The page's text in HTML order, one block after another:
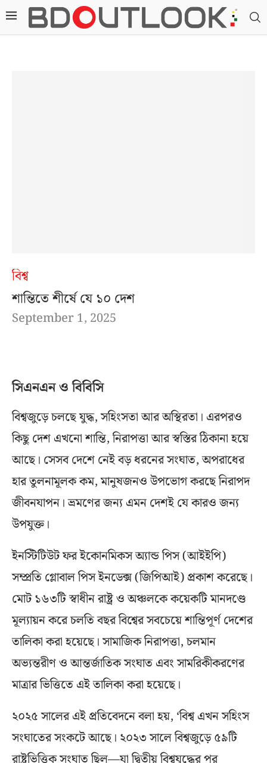
বিশ্ব
শান্তিতে শীর্ষে যে ১০ দেশ
September 1, 2025
সিএনএন ও বিবিসি
বিশ্বজুড়ে চলছে যুদ্ধ, সহিংসতা আর অস্থিরতা। এরপরও
কিছু দেশ এখনো শান্তি, নিরাপত্তা আর স্বস্তির ঠিকানা হয়ে
আছে। সেসব দেশে নেই বড় ধরনের সংঘাত, অপরাধের
হার তুলনামূলক কম, মানুষজনও উপভোগ করছে নিরাপদ
জীবনযাপন। ভ্রমণের জন্য এমন দেশই যে কারও জন্য
উপযুক্ত।
ইনস্টিটিউট ফর ইকোনমিকস অ্যান্ড পিস (আইইপি)
সম্প্রতি গ্লোবাল পিস ইনডেক্স (জিপিআই) প্রকাশ করেছে।
মোট ১৬৩টি স্বাধীন রাষ্ট্র ও অঞ্চলকে কয়েকটি মানদণ্ডে
মূল্যায়ন করে চলতি বছর বিশ্বের সবচেয়ে শান্তিপূর্ণ দেশের
তালিকা করা হয়েছে। সামাজিক নিরাপত্তা, চলমান
অভ্যন্তরীণ ও আন্তর্জাতিক সংঘাত এবং সামরিকীকরণের
মাত্রার ভিত্তিতে এই তালিকা করা হয়েছে।
২০২৫ সালের এই প্রতিবেদনে বলা হয়, ‘বিশ্ব এখন সহিংস
সংঘাতের সংকটে আছে। ২০২৩ সালে বিশ্বজুড়ে ৫৯টি